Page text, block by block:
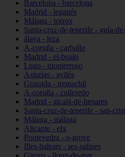
Barcelona - barcelona
Madrid - leganés
Málaga - torrox
Santa-cruz-de-tenerife - guía-
álava - leza
A-coruña - carballo
Madrid - el-boalo
Lugo - monterroso
Asturias - avilés
Granada - monachil
A-coruña - culleredo
Madrid - alcalá-de-henares
Santa-cruz-de-tenerife - san-
Málaga - málaga
Alicante - elx
Pontevedra - o-grove
Illes-balears - ses-salines
Girona - lloret-de-mar